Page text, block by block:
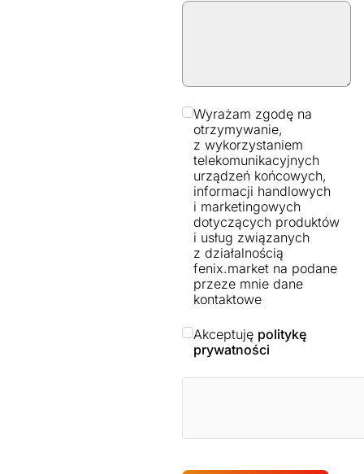
Wyrażam zgodę na
otrzymywanie,
z wykorzystaniem
telekomunikacyjnych
urządzeń końcowych,
informacji handlowych
i marketingowych
dotyczących produktów
i usług związanych
z działalnością
fenix.market na podane
przeze mnie dane
kontaktowe
Akceptuję politykę
prywatności